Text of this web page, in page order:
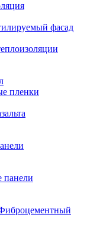
фасад
пленки
панели